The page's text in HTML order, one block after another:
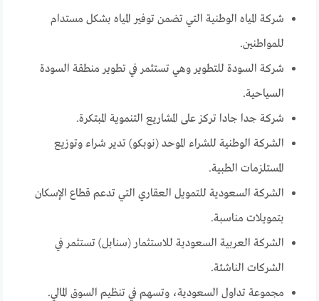
شركة المياه الوطنية التي تضمن توفير المياه بشكل مستدام
للمواطنين.
شركة السودة للتطوير وهي تستثمر في تطوير منطقة السودة
السياحية.
شركة جدا جادا تركز على المشاريع التنموية المبتكرة.
الشركة الوطنية للشراء الموحد (نوبكو) تدير شراء وتوزيع
المستلزمات الطبية.
الشركة السعودية للتمويل العقاري التي تدعم قطاع الإسكان
بتمويلات مناسبة.
الشركة العربية السعودية للاستثمار (سنابل) تستثمر في
الشركات الناشئة.
مجموعة تداول السعودية، وتسهم في تنظيم السوق المالي.